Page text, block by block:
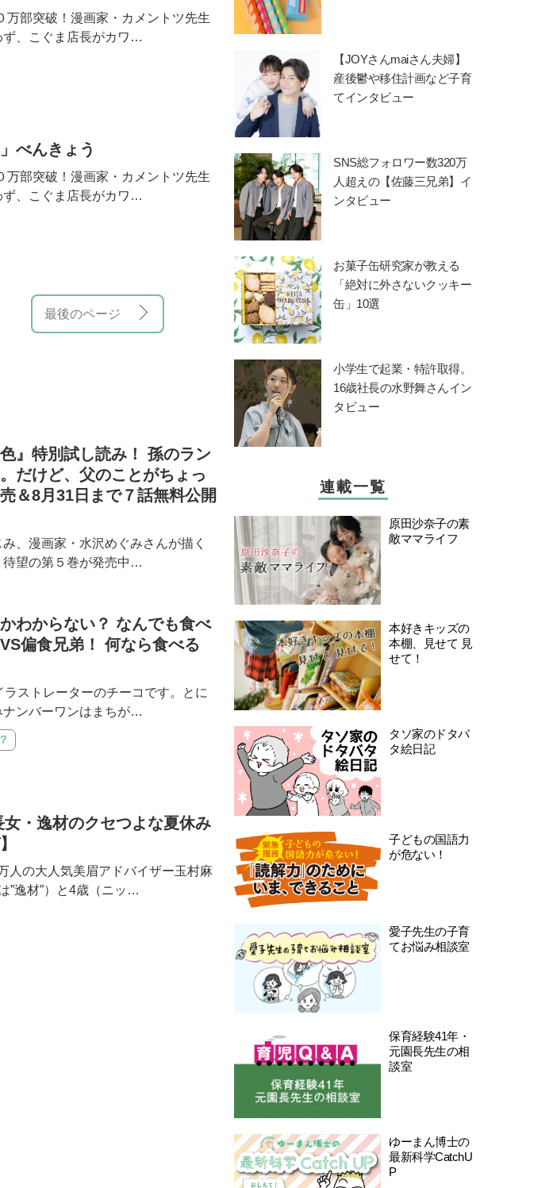
万部突破！漫画家・カメントツ先生
ず、こぐま店長がカワ…
べんきょう
万部突破！漫画家・カメントツ先生
ず、こぐま店長がカワ…
最後のページ
』特別試し読み！ 孫のラン
だけど、父のことがちょっ
＆8月31日まで７話無料公開
、漫画家・水沢めぐみさんが描く
待望の第５巻が発売中…
わからない？ なんでも食べ
偏食兄弟！ 何なら食べる
ストレーターのチーコです。とに
ナンバーワンはまちが…
・逸材のクセつよな夏休み
人の大人気美眉アドバイザー玉村麻
”逸材”）と4歳（ニッ…
【JOYさんmaiさん夫婦】
産後鬱や移住計画など子育
てインタビュー
SNS総フォロワー数320万
人超えの【佐藤三兄弟】イ
ンタビュー
お菓子缶研究家が教える
「絶対に外さないクッキー
缶」10選
小学生で起業・特許取得。
16歳社長の水野舞さんイン
タビュー
連載一覧
原田沙奈子の素
敵ママライフ
本好きキッズの
本棚、見せて 見
せて！
タソ家のドタバ
タ絵日記
子どもの国語力
が危ない！
愛子先生の子育
てお悩み相談室
保育経験41年・
元園長先生の相
談室
ゆーまん博士の
最新科学CatchU
P